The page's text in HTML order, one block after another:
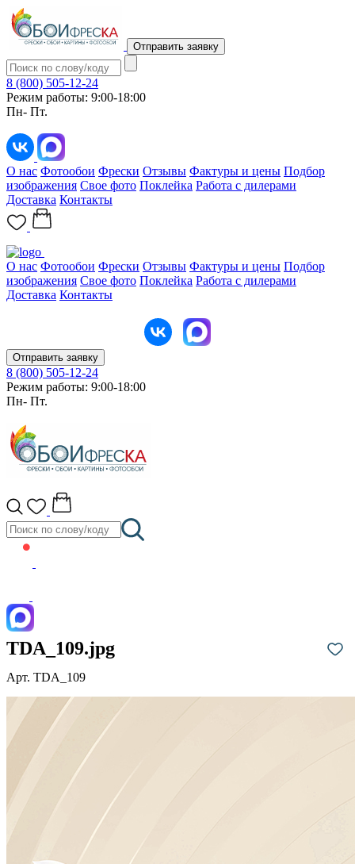
Отправить заявку
8 (800) 505-12-24
Режим работы: 9:00-18:00
Пн- Пт.
О нас Фотообои Фрески Отзывы Фактуры и цены Подбор
изображения Свое фото Поклейка Работа с дилерами
Доставка Контакты
О нас Фотообои Фрески Отзывы Фактуры и цены Подбор
изображения Свое фото Поклейка Работа с дилерами
Доставка Контакты
Отправить заявку
8 (800) 505-12-24
Режим работы: 9:00-18:00
Пн- Пт.
TDA_109.jpg
Арт. TDA_109